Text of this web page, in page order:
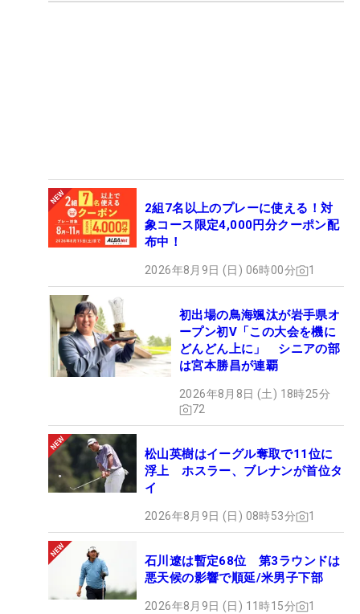
2組7名以上のプレーに使える！対
象コース限定4,000円分クーポン配
布中！
2026年8月9日 (日) 06時00分 1
初出場の鳥海颯汰が岩手県オ
ープン初V「この大会を機に
どんどん上に」 シニアの部
は宮本勝昌が連覇
2026年8月8日 (土) 18時25分
72
松山英樹はイーグル奪取で11位に
浮上 ホスラー、ブレナンが首位タ
イ
2026年8月9日 (日) 08時53分 1
石川遼は暫定68位 第3ラウンドは
悪天候の影響で順延/米男子下部
2026年8月9日 (日) 11時15分 1